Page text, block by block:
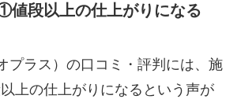
値段以上の仕上がりになる
プラス）の口コミ・評判には、施
上の仕上がりになるという声が